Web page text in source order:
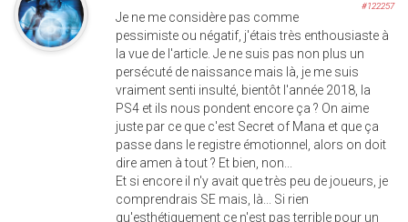
#122257
Je ne me considère pas comme
pessimiste ou négatif, j'étais très enthousiaste à
la vue de l'article. Je ne suis pas non plus un
persécuté de naissance mais là, je me suis
vraiment senti insulté, bientôt l'année 2018, la
PS4 et ils nous pondent encore ça ? On aime
juste par ce que c'est Secret of Mana et que ça
passe dans le registre émotionnel, alors on doit
dire amen à tout ? Et bien, non...
Et si encore il n'y avait que très peu de joueurs, je
comprendrais SE mais, là... Si rien
qu'esthétiquement ce n'est pas terrible pour un